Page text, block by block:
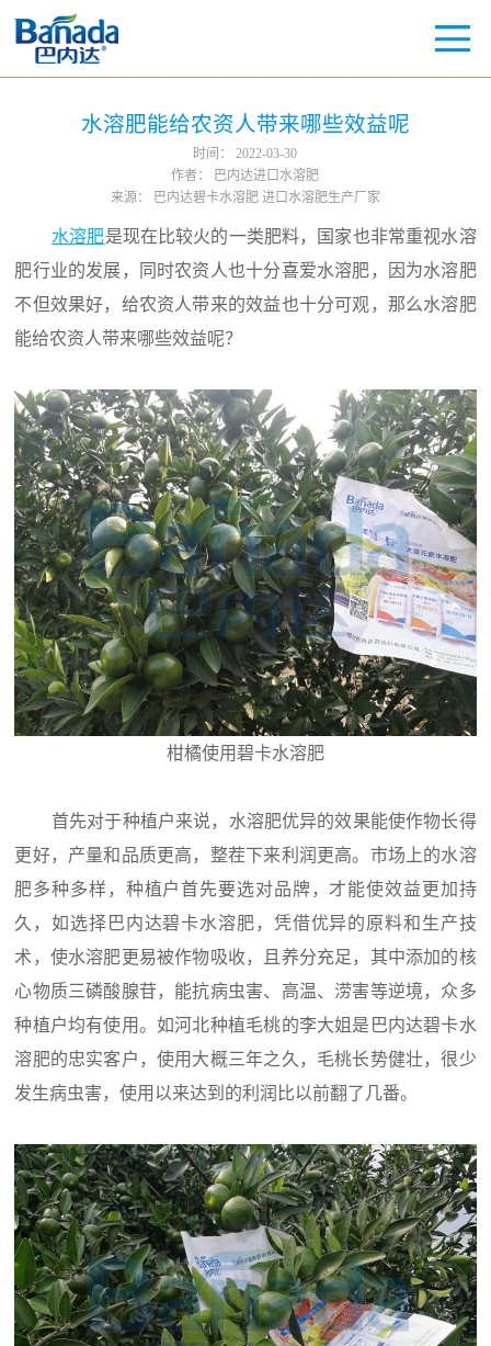
水溶肥能给农资人带来哪些效益呢
时间：
2022-03-30
作者：
巴内达进口水溶肥
来源：
巴内达碧卡水溶肥 进口水溶肥生产厂家
水溶肥是现在比较火的一类肥料，国家也非常重视水溶
肥行业的发展，同时农资人也十分喜爱水溶肥，因为水溶肥
不但效果好，给农资人带来的效益也十分可观，那么水溶肥
能给农资人带来哪些效益呢？
柑橘使用碧卡水溶肥
首先对于种植户来说，水溶肥优异的效果能使作物长得
更好，产量和品质更高，整茬下来利润更高。市场上的水溶
肥多种多样，种植户首先要选对品牌，才能使效益更加持
久，如选择巴内达碧卡水溶肥，凭借优异的原料和生产技
术，使水溶肥更易被作物吸收，且养分充足，其中添加的核
心物质三磷酸腺苷，能抗病虫害、高温、涝害等逆境，众多
种植户均有使用。如河北种植毛桃的李大姐是巴内达碧卡水
溶肥的忠实客户，使用大概三年之久，毛桃长势健壮，很少
发生病虫害，使用以来达到的利润比以前翻了几番。